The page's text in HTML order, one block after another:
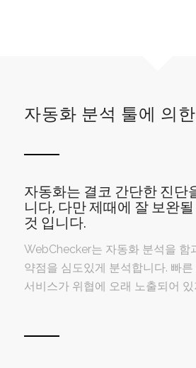
자동화 분석 툴에 의
자동화는 결코 간단한 진단
니다, 다만 제때에 잘 보완
것 입니다.
WebChecker는 자동화 분석을 함
약점을 심도있게 분석합니다. 빠
서비스가 위협에 오래 노출되어